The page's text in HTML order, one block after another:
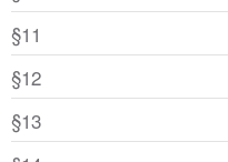
§11
§12
§13